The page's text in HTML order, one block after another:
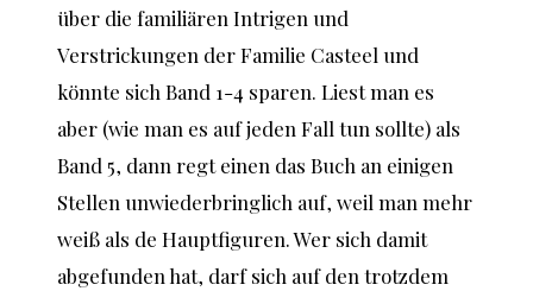
über die familiären Intrigen und
Verstrickungen der Familie Casteel und
könnte sich Band 1-4 sparen. Liest man es
aber (wie man es auf jeden Fall tun sollte) als
Band 5, dann regt einen das Buch an einigen
Stellen unwiederbringlich auf, weil man mehr
weiß als de Hauptfiguren. Wer sich damit
abgefunden hat, darf sich auf den trotzdem